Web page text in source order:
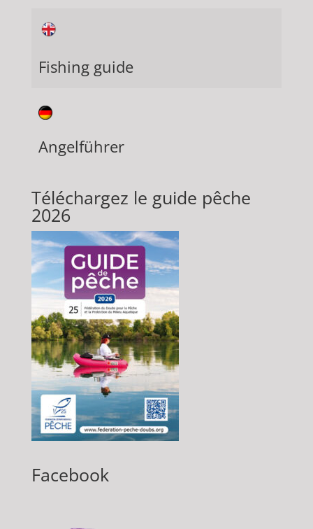
Fishing guide
Angelführer
Téléchargez le guide pêche
2026
Facebook